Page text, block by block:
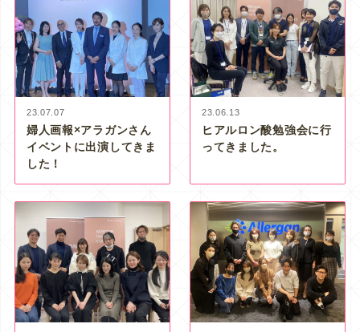
23.07.07
婦人画報×アラガンさん
イベントに出演してきま
した！
23.06.13
ヒアルロン酸勉強会に行
ってきました。